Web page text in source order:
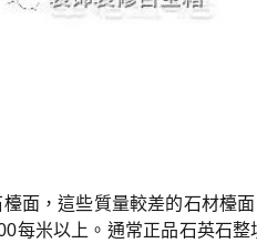
面，這些質量較差的石材檯
每米以上。 通常正品石英石整